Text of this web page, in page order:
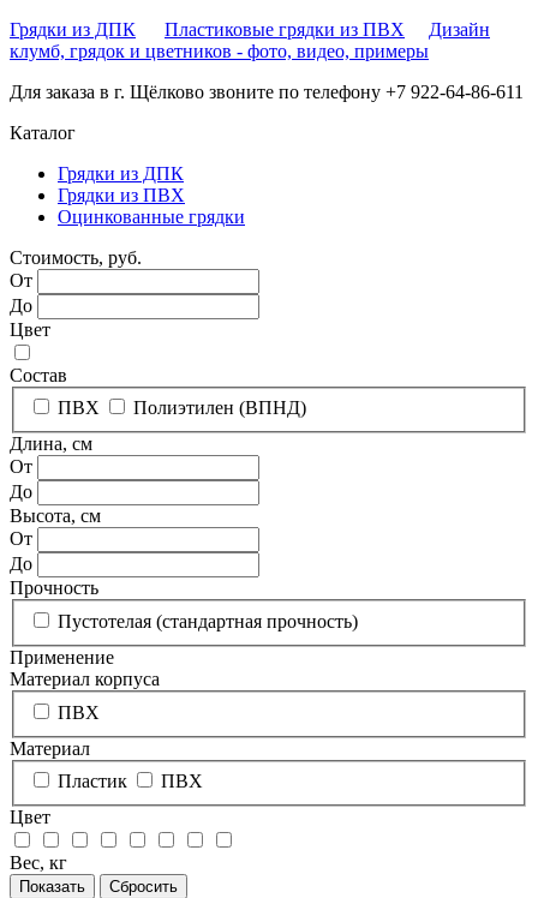
Грядки из ДПК
Пластиковые грядки из ПВХ
Дизайн
клумб, грядок и цветников - фото, видео, примеры
Для заказа в г. Щёлково звоните по телефону +7 922-64-86-611
Каталог
Грядки из ДПК
Грядки из ПВХ
Оцинкованные грядки
Стоимость, руб.
От
До
Цвет
Состав
ПВХ
Полиэтилен (ВПНД)
Длина, см
От
До
Высота, см
От
До
Прочность
Пустотелая (стандартная прочность)
Применение
Материал корпуса
ПВХ
Материал
Пластик
ПВХ
Цвет
Вес, кг